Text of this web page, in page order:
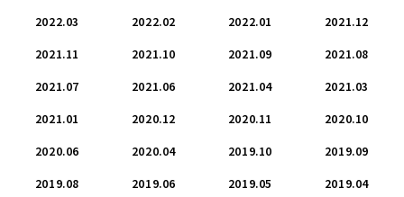
2022.03 2022.02 2022.01 2021.12
2021.11 2021.10 2021.09 2021.08
2021.07 2021.06 2021.04 2021.03
2021.01 2020.12 2020.11 2020.10
2020.06 2020.04 2019.10 2019.09
2019.08 2019.06 2019.05 2019.04